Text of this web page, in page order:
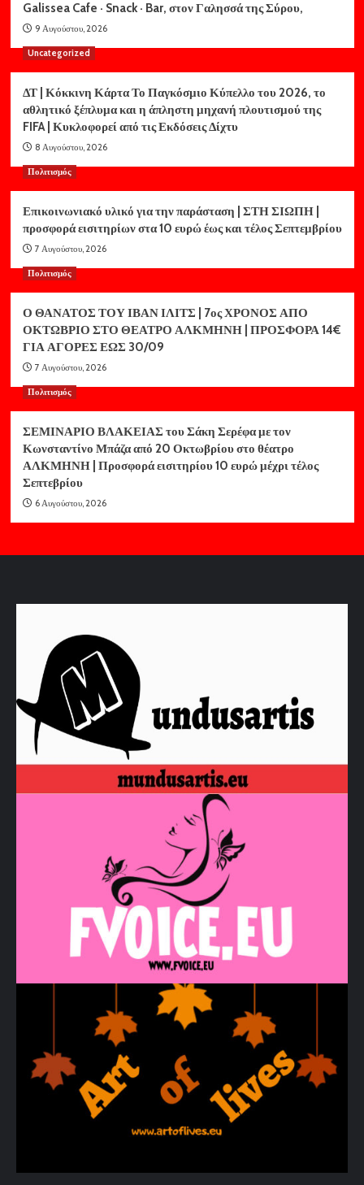
Galissea Cafe · Snack · Bar, στον Γαλησσά της Σύρου,
9 Αυγούστου, 2026
Uncategorized
ΔΤ | Κόκκινη Κάρτα Το Παγκόσμιο Κύπελλο του 2026, το
αθλητικό ξέπλυμα και η άπληστη μηχανή πλουτισμού της
FIFA | Κυκλοφορεί από τις Εκδόσεις Δίχτυ
8 Αυγούστου, 2026
Πολιτισμός
Επικοινωνιακό υλικό για την παράσταση | ΣΤΗ ΣΙΩΠΗ |
προσφορά εισιτηρίων στα 10 ευρώ έως και τέλος Σεπτεμβρίου
7 Αυγούστου, 2026
Πολιτισμός
Ο ΘΑΝΑΤΟΣ ΤΟΥ ΙΒΑΝ ΙΛΙΤΣ | 7ος ΧΡΟΝΟΣ ΑΠΟ
ΟΚΤΩΒΡΙΟ ΣΤΟ ΘΕΑΤΡΟ ΑΛΚΜΗΝΗ | ΠΡΟΣΦΟΡΑ 14€
ΓΙΑ ΑΓΟΡΕΣ ΕΩΣ 30/09
7 Αυγούστου, 2026
Πολιτισμός
ΣΕΜΙΝΑΡΙΟ ΒΛΑΚΕΙΑΣ του Σάκη Σερέφα με τον
Κωνσταντίνο Μπάζα από 20 Οκτωβρίου στο θέατρο
ΑΛΚΜΗΝΗ | Προσφορά εισιτηρίου 10 ευρώ μέχρι τέλος
Σεπτεβρίου
6 Αυγούστου, 2026